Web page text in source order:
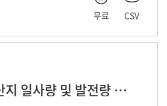
무료 CSV
태양광 발전단지 일사량 및 발전량 예측 자료